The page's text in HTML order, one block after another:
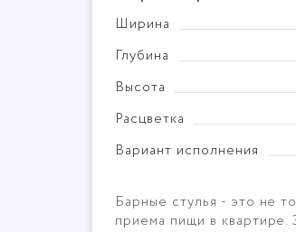
Ширина
Глубина
Высота
Расцветка
Вариант исполнения
Барные стулья - это не
приема пищи в квартире.